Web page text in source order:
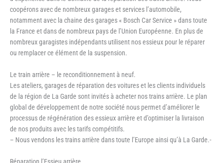
coopérons avec de nombreux garages et services l’automobile,
notamment avec la chaine des garages « Bosch Car Service » dans toute
la France et dans de nombreux pays de l’Union Européenne. En plus de
nombreux garagistes indépendants utilisent nos essieux pour le réparer
ou remplacer ce élément de la suspension.
Le train arrière – le reconditionnement à neuf.
Les ateliers, garages de réparation des voitures et les clients individuels
de la région de La Garde sont invités à acheter nos trains arrière. Le plan
global de développement de notre société nous permet d’améliorer le
processus de régénération des essieux arrière et d’optimiser la livraison
de nos produits avec les tarifs compétitifs.
– Nous vendons les trains arrière dans toute l’Europe ainsi qu’à La Garde.-
Réparation l’Essieu arrière.